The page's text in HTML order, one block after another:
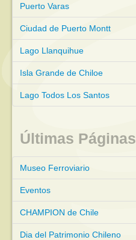
Puerto Varas
Ciudad de Puerto Montt
Lago Llanquihue
Isla Grande de Chiloe
Lago Todos Los Santos
Últimas Páginas
Museo Ferroviario
Eventos
CHAMPION de Chile
Dia del Patrimonio Chileno